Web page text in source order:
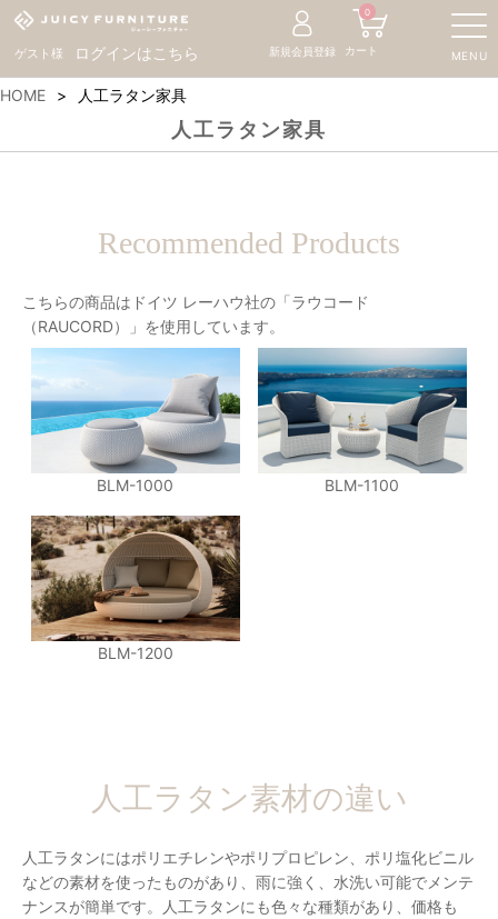
ゲスト様 ログインはこちら MENU
新規会員登録 カート
0
HOME 人工ラタン家具
人工ラタン家具
Recommended Products
こちらの商品はドイツ レーハウ社の「ラウコード
（RAUCORD）」を使用しています。
BLM-1000 BLM-1100
BLM-1200
人工ラタン素材の違い
人工ラタンにはポリエチレンやポリプロピレン、ポリ塩化ビニル
などの素材を使ったものがあり、雨に強く、水洗い可能でメンテ
ナンスが簡単です。人工ラタンにも色々な種類があり、価格も